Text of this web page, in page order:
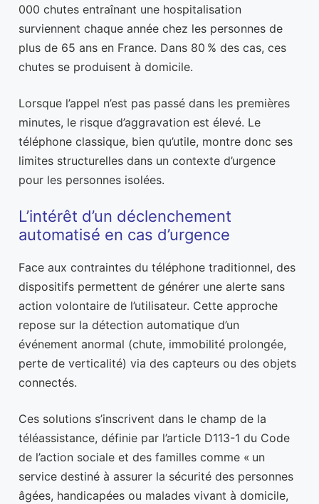
000 chutes entraînant une hospitalisation
surviennent chaque année chez les personnes de
plus de 65 ans en France. Dans 80 % des cas, ces
chutes se produisent à domicile.
Lorsque l’appel n’est pas passé dans les premières
minutes, le risque d’aggravation est élevé. Le
téléphone classique, bien qu’utile, montre donc ses
limites structurelles dans un contexte d’urgence
pour les personnes isolées.
L’intérêt d’un déclenchement
automatisé en cas d’urgence
Face aux contraintes du téléphone traditionnel, des
dispositifs permettent de générer une alerte sans
action volontaire de l’utilisateur. Cette approche
repose sur la détection automatique d’un
événement anormal (chute, immobilité prolongée,
perte de verticalité) via des capteurs ou des objets
connectés.
Ces solutions s’inscrivent dans le champ de la
téléassistance, définie par l’article D113-1 du Code
de l’action sociale et des familles comme « un
service destiné à assurer la sécurité des personnes
âgées, handicapées ou malades vivant à domicile,